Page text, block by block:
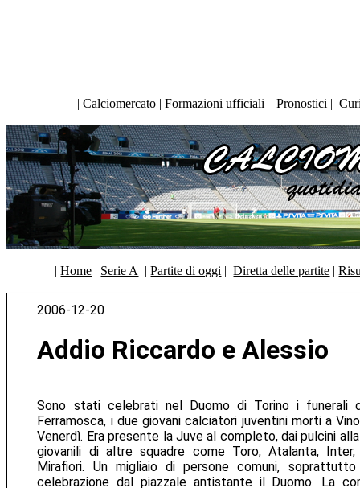
| Calciomercato | Formazioni ufficiali | Pronostici |
|Home | Serie A |Partite di oggi |Diretta delle partite |
2006-12-20
Addio Riccardo e Alessio
Sono stati celebrati nel Duomo di Torino i funerali
Ferramosca, i due giovani calciatori juventini morti a
Venerdì. Era presente la Juve al completo, dai pulcini
giovanili di altre squadre come Toro, Atalanta,
Mirafiori. Un migliaio di persone comuni,
celebrazione dal piazzale antistante il Duomo. La